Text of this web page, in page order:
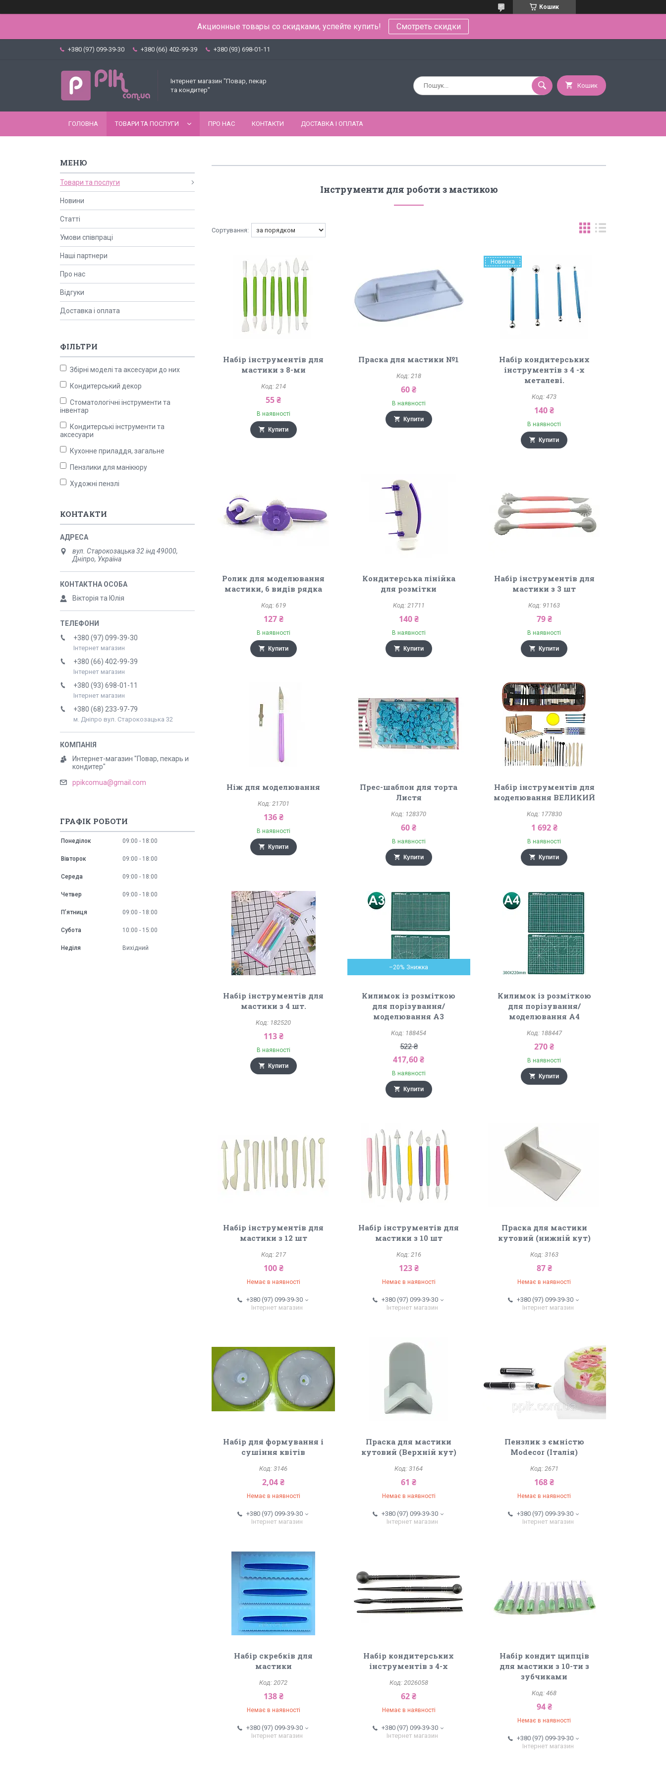
Кошик
Акционные товары со скидками, успейте купить! Смотреть скидки
+380 (97) 099-39-30 +380 (66) 402-99-39 +380 (93) 698-01-11
Інтернет магазин "Повар, пекар
та кондитер"
Кошик
ГОЛОВНА ТОВАРИ ТА ПОСЛУГИ ПРО НАС КОНТАКТИ ДОСТАВКА І ОПЛАТА
Інструменти для роботи з мастикою
Набір інструментів для
мастики з 8-ми
214
55 ₴
В наявності
Купити
Праска для мастики №1
218
60 ₴
В наявності
Купити
Новинка
Набір кондитерських
інструментів з 4 -х
металеві.
473
140 ₴
В наявності
Купити
Ролик для моделювання
мастики, 6 видів рядка
619
127 ₴
В наявності
Купити
Кондитерська лінійка
для розмітки
21711
140 ₴
В наявності
Купити
Набір інструментів для
мастики з 3 шт
91163
79 ₴
В наявності
Купити
Ніж для моделювання
21701
136 ₴
В наявності
Купити
Прес-шаблон для торта
Листя
128370
60 ₴
В наявності
Купити
Набір інструментів для
моделювання ВЕЛИКИЙ
177830
1 692 ₴
В наявності
Купити
Набір інструментів для
мастики з 4 шт.
182520
113 ₴
В наявності
Купити
–20%
Килимок із розміткою
для порізування/
моделювання А3
188454
522 ₴
417,60 ₴
В наявності
Купити
Килимок із розміткою
для порізування/
моделювання А4
188447
270 ₴
В наявності
Купити
Набір інструментів для
мастики з 12 шт
217
100 ₴
Немає в наявності
+380 (97) 099-39-30
Інтернет магазин
Набір інструментів для
мастики з 10 шт
216
123 ₴
Немає в наявності
+380 (97) 099-39-30
Інтернет магазин
Праска для мастики
кутовий (нижній кут)
3163
87 ₴
Немає в наявності
+380 (97) 099-39-30
Інтернет магазин
Набір для формування і
сушіння квітів
3146
2,04 ₴
Немає в наявності
+380 (97) 099-39-30
Інтернет магазин
Праска для мастики
кутовий (Верхній кут)
3164
61 ₴
Немає в наявності
+380 (97) 099-39-30
Інтернет магазин
Пензлик з ємністю
Modecor (Італія)
2671
168 ₴
Немає в наявності
+380 (97) 099-39-30
Інтернет магазин
Набір скребків для
мастики
2072
138 ₴
Немає в наявності
+380 (97) 099-39-30
Інтернет магазин
Набір кондитерських
інструментів з 4-х
2026058
62 ₴
Немає в наявності
+380 (97) 099-39-30
Інтернет магазин
Набір кондит щипців
для мастики з 10-ти з
зубчиками
468
94 ₴
Немає в наявності
+380 (97) 099-39-30
Інтернет магазин
Товари та послуги
Новини
Статті
Умови співпраці
Наші партнери
Про нас
Відгуки
Доставка і оплата
ФІЛЬТРИ
Збірні моделі та аксесуари до них
Кондитерський декор
Стоматологічні інструменти та
інвентар
Кондитерські інструменти та
аксесуари
Кухонне приладдя, загальне
Пензлики для манікюру
Художні пензлі
КОНТАКТИ
вул. Старокозацька 32 інд 49000,
Дніпро, Україна
Вікторія та Юлія
+380 (97) 099-39-30
Інтернет магазин
+380 (66) 402-99-39
Інтернет магазин
+380 (93) 698-01-11
Інтернет магазин
+380 (68) 233-97-79
м. Дніпро вул. Старокозацька 32
Интернет-магазин "Повар, пекарь и
кондитер"
ppikcomua@gmail.com
ГРАФІК РОБОТИ
Понеділок 09:00 18:00
Вівторок 09:00 18:00
Середа 09:00 18:00
Четвер 09:00 18:00
Пʼятниця 09:00 18:00
Субота 10:00 15:00
Неділя Вихідний